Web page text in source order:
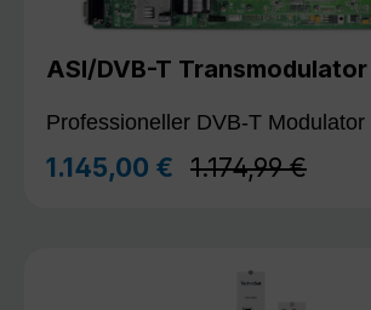
ASI/DVB-T Transmodulator
Professioneller DVB-T Modulator
Verkaufspreis:
1.145,00 € Regulärer Preis:
1.174,99 €